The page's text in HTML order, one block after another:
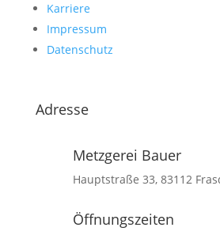
Karriere
Impressum
Datenschutz
Adresse
Metzgerei Bauer
Hauptstraße 33, 83112
Öffnungszeiten